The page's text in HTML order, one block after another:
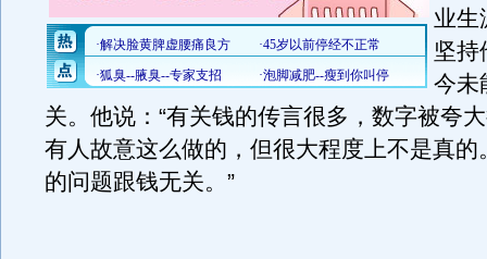
业生
坚持
今未
关。他说：“有关钱的传言很多，数字被夸
有人故意这么做的，但很大程度上不是真的
的问题跟钱无关。”